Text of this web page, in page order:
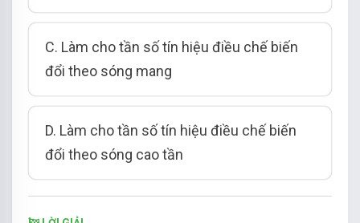
C. Làm cho tần số tín hiệu điều chế biến
đổi theo sóng mang
D. Làm cho tần số tín hiệu điều chế biến
đổi theo sóng cao tần